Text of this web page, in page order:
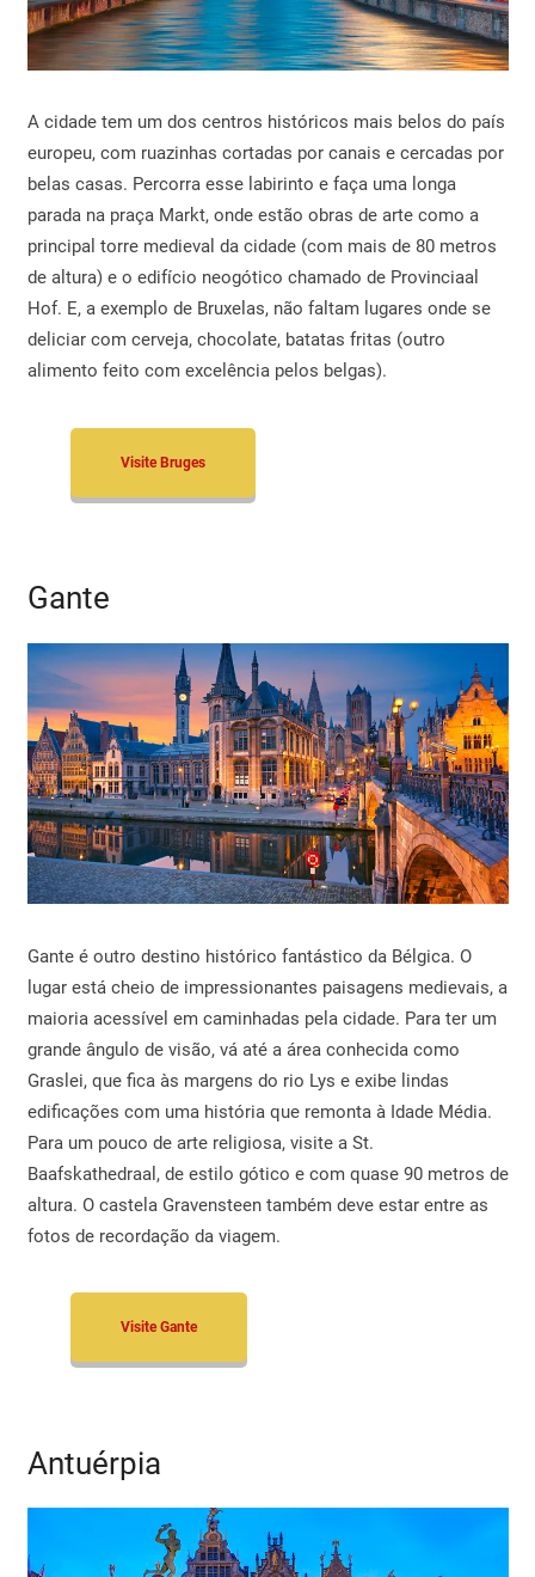
A cidade tem um dos centros históricos mais belos do país
europeu, com ruazinhas cortadas por canais e cercadas por
belas casas. Percorra esse labirinto e faça uma longa
parada na praça Markt, onde estão obras de arte como a
principal torre medieval da cidade (com mais de 80 metros
de altura) e o edifício neogótico chamado de Provinciaal
Hof. E, a exemplo de Bruxelas, não faltam lugares onde se
deliciar com cerveja, chocolate, batatas fritas (outro
alimento feito com excelência pelos belgas).
Visite Bruges
Gante
Gante é outro destino histórico fantástico da Bélgica. O
lugar está cheio de impressionantes paisagens medievais, a
maioria acessível em caminhadas pela cidade. Para ter um
grande ângulo de visão, vá até a área conhecida como
Graslei, que fica às margens do rio Lys e exibe lindas
edificações com uma história que remonta à Idade Média.
Para um pouco de arte religiosa, visite a St.
Baafskathedraal, de estilo gótico e com quase 90 metros de
altura. O castela Gravensteen também deve estar entre as
fotos de recordação da viagem.
Visite Gante
Antuérpia